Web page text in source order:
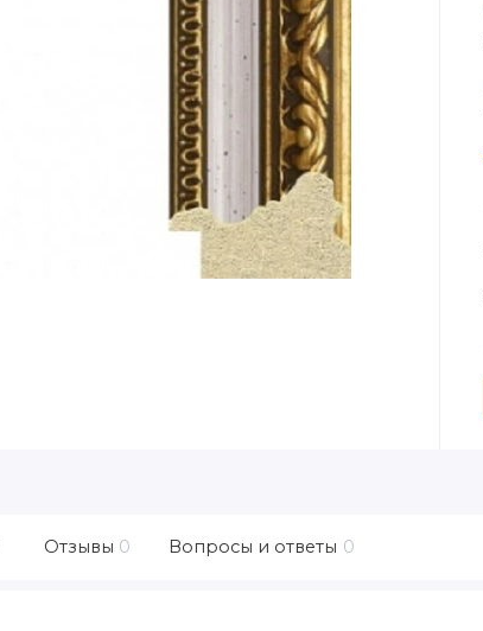
Отзывы 0 Вопросы и ответы 0